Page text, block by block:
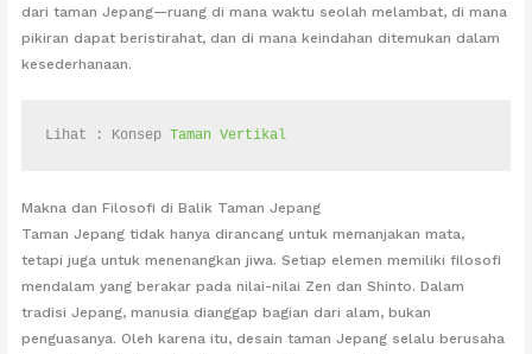
dari taman Jepang—ruang di mana waktu seolah melambat, di mana
pikiran dapat beristirahat, dan di mana keindahan ditemukan dalam
kesederhanaan.
Lihat : Konsep Taman Vertikal
Makna dan Filosofi di Balik Taman Jepang
Taman Jepang tidak hanya dirancang untuk memanjakan mata,
tetapi juga untuk menenangkan jiwa. Setiap elemen memiliki filosofi
mendalam yang berakar pada nilai-nilai Zen dan Shinto. Dalam
tradisi Jepang, manusia dianggap bagian dari alam, bukan
penguasanya. Oleh karena itu, desain taman Jepang selalu berusaha